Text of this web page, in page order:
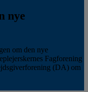
nye
om den nye
Fagforening
(DA) om